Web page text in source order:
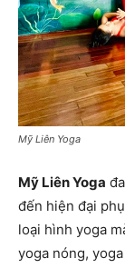
Mỹ Liên Yoga
Mỹ Liên Yoga
đến hiện đại
loại hình yoga
yoga nóng,